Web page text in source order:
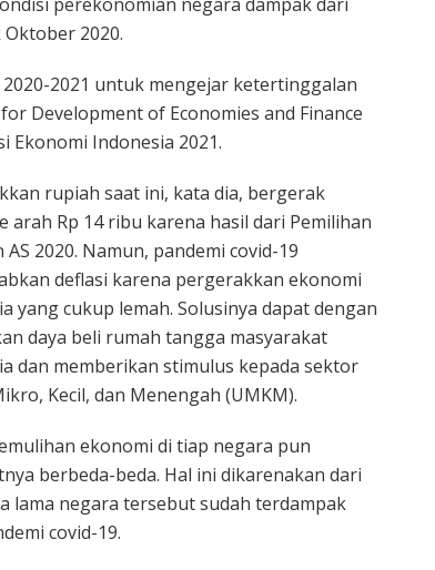
2020.
2021 untuk mengejar ketertinggalan
Development of Economies and Finance
Ekonomi Indonesia 2021.
rupiah saat ini, kata dia, bergerak
arah Rp 14 ribu karena hasil dari Pemilihan
AS 2020. Namun, pandemi covid-19
deflasi karena pergerakkan ekonomi
yang cukup lemah. Solusinya dapat dengan
daya beli rumah tangga masyarakat
dan memberikan stimulus kepada sektor
Kecil, dan Menengah (UMKM).
ekonomi di tiap negara pun
berbeda-beda. Hal ini dikarenakan dari
lama negara tersebut sudah terdampak
covid-19.